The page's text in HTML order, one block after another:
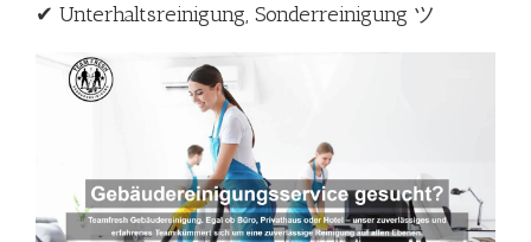
✔ Unterhaltsreinigung, Sonderreinigung ツ